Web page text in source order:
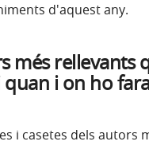
d'aquest any.
més rellevants
quan i on ho
i casetes dels autors